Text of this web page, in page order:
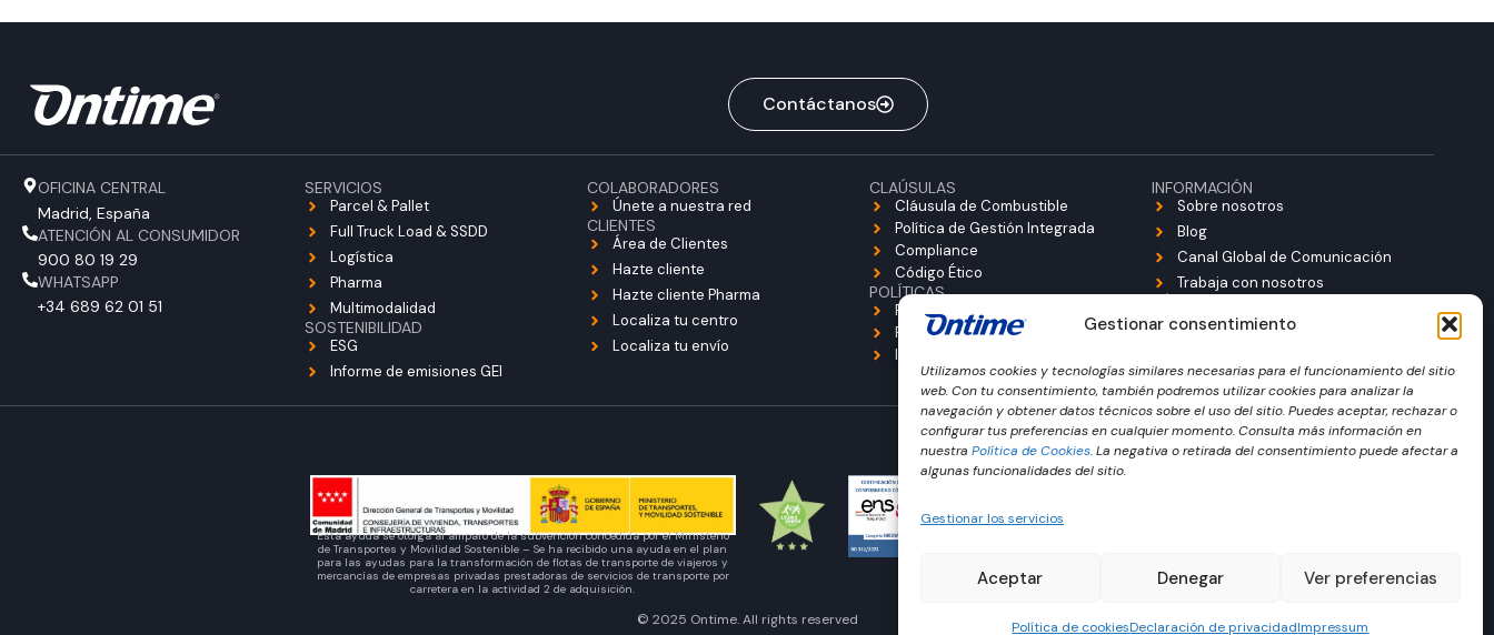
Gestionar consentimiento
Utilizamos cookies y tecnologías similares necesarias para el funcionamiento del sitio
web. Con tu consentimiento, también podremos utilizar cookies para analizar la
navegación y obtener datos técnicos sobre el uso del sitio. Puedes aceptar, rechazar o
configurar tus preferencias en cualquier momento. Consulta más información en
nuestra Política de Cookies. La negativa o retirada del consentimiento puede afectar a
algunas funcionalidades del sitio.
Gestionar los servicios
Aceptar Denegar Ver preferencias
Política de cookiesDeclaración de privacidadImpressum
Contáctanos
OFICINA CENTRAL
Madrid, España
ATENCIÓN AL CONSUMIDOR
900 80 19 29
WHATSAPP
+34 689 62 01 51
SERVICIOS
Parcel & Pallet
Full Truck Load & SSDD
Logística
Pharma
Multimodalidad
SOSTENIBILIDAD
ESG
Informe de emisiones GEI
COLABORADORES
Únete a nuestra red
CLIENTES
Área de Clientes
Hazte cliente
Hazte cliente Pharma
Localiza tu centro
Localiza tu envío
CLAÚSULAS
Cláusula de Combustible
Política de Gestión Integrada
Compliance
Código Ético
POLÍTICAS
Política de Cookies
Política de Privacidad
Información Legal
INFORMACIÓN
Sobre nosotros
Blog
Canal Global de Comunicación
Trabaja con nosotros
L
n
k
e
d
i
Y
u
t
u
b
e
Esta ayuda se otorga al amparo de la subvención concedida por el Ministerio
de Transportes y Movilidad Sostenible – Se ha recibido una ayuda en el plan
para las ayudas para la transformación de flotas de transporte de viajeros y
mercancías de empresas privadas prestadoras de servicios de transporte por
carretera en la actividad 2 de adquisición.
© 2025 Ontime. All rights reserved